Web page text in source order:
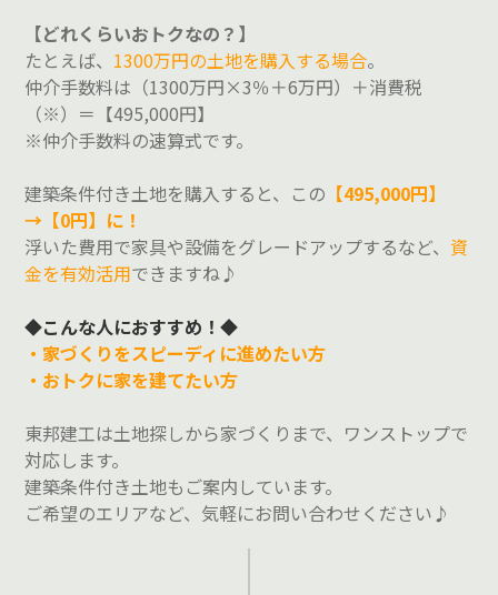
【どれくらいおトクなの？】
たとえば、 1300万円の土地を購入する場合。
仲介手数料は（1300万円×3％＋6万円）＋消費税
（※）＝【495,000円】
※仲介手数料の速算式です。
建築条件付き土地を購入すると、この 【495,000円】
→【0円】に！
浮いた費用で家具や設備をグレードアップするなど、 資
金を有効活用できますね♪
◆こんな人におすすめ！◆
・家づくりをスピーディに進めたい方
・おトクに家を建てたい方
東邦建工は土地探しから家づくりまで、ワンストップで
対応します。
建築条件付き土地もご案内しています。
ご希望のエリアなど、気軽にお問い合わせください♪